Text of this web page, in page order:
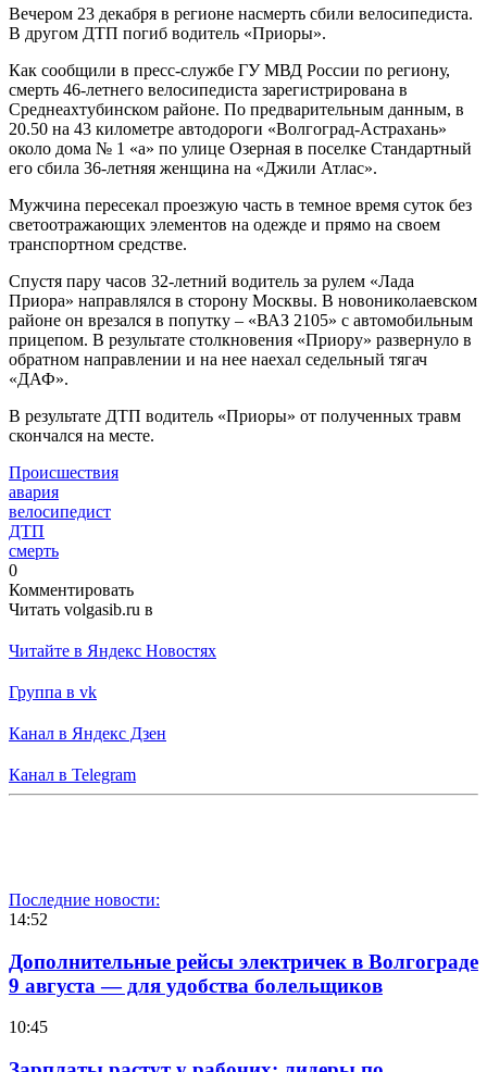
Вечером 23 декабря в регионе насмерть сбили велосипедиста.
В другом ДТП погиб водитель «Приоры».
Как сообщили в пресс-службе ГУ МВД России по региону,
смерть 46-летнего велосипедиста зарегистрирована в
Среднеахтубинском районе. По предварительным данным, в
20.50 на 43 километре автодороги «Волгоград-Астрахань»
около дома № 1 «а» по улице Озерная в поселке Стандартный
его сбила 36-летняя женщина на «Джили Атлас».
Мужчина пересекал проезжую часть в темное время суток без
светоотражающих элементов на одежде и прямо на своем
транспортном средстве.
Спустя пару часов 32-летний водитель за рулем «Лада
Приора» направлялся в сторону Москвы. В новониколаевском
районе он врезался в попутку – «ВАЗ 2105» с автомобильным
прицепом. В результате столкновения «Приору» развернуло в
обратном направлении и на нее наехал седельный тягач
«ДАФ».
В результате ДТП водитель «Приоры» от полученных травм
скончался на месте.
Происшествия
авария
велосипедист
ДТП
смерть
0
Комментировать
Читать volgasib.ru в
Читайте в Яндекс Новостях
Группа в vk
Канал в Яндекс Дзен
Канал в Telegram
Последние новости:
14:52
Дополнительные рейсы электричек в Волгограде
9 августа — для удобства болельщиков
10:45